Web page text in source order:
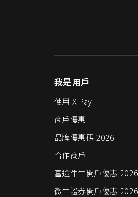
我是用戶
使用 X Pay
商戶優惠
品牌優惠碼 2026
合作商戶
富途牛牛開戶優惠 2026
微牛證券開戶優惠 2026